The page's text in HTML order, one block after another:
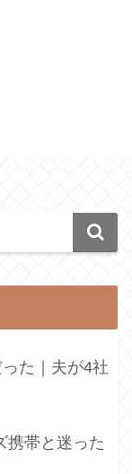
た｜夫が4社
携帯と迷った